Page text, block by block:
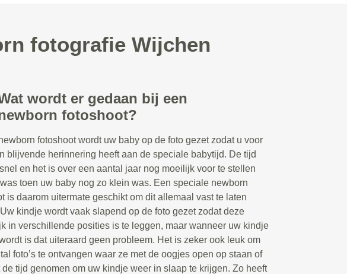
fotografie Wijchen
wordt er gedaan bij een
fotoshoot?
fotoshoot wordt uw baby op de foto gezet zodat u voor
blijvende herinnering heeft aan de speciale babytijd. De tijd
en het is over een aantal jaar nog moeilijk voor te stellen
toen uw baby nog zo klein was. Een speciale newborn
is daarom uitermate geschikt om dit allemaal vast te laten
kindje wordt vaak slapend op de foto gezet zodat deze
in verschillende posities is te leggen, maar wanneer uw kindje
is dat uiteraard geen probleem. Het is zeker ook leuk om
foto’s te ontvangen waar ze met de oogjes open op staan of
de tijd genomen om uw kindje weer in slaap te krijgen. Zo heeft